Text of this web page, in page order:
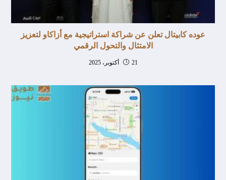
عوده كابيتال تعلن عن شراكة استراتيجية مع أزاكاو لتعزيز
الامتثال والتحول الرقمي
21 أكتوبر، 2025